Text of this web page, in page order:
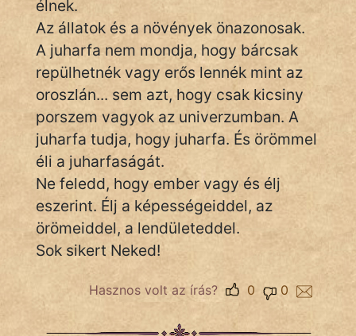
FILM
ÉLETMÓD
MAGYARSÁG
És
TÖRTÉNELEM
Népszerű szerzőink:
cinege
élnek.
Az állatok és a növények önazonosak.
A juharfa nem mondja, hogy bárcsak
repülhetnék vagy erős lennék mint az
oroszlán... sem azt, hogy csak kicsiny
porszem vagyok az univerzumban. A
juharfa tudja, hogy juharfa. És örömmel
éli a juharfaságát.
Ne feledd, hogy ember vagy és élj
eszerint. Élj a képességeiddel, az
örömeiddel, a lendületeddel.
Sok sikert Neked!
Hasznos volt az írás? 0
0